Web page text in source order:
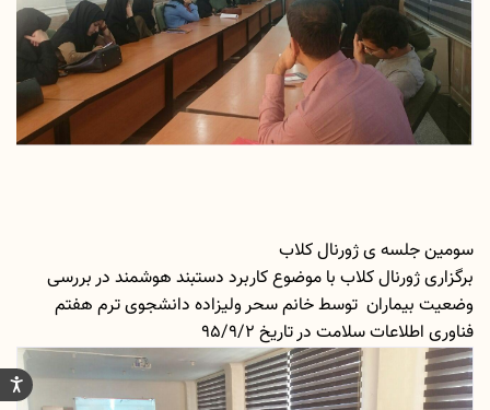
سومین جلسه ی ژورنال کلاب
برگزاری ژورنال کلاب با موضوع کاربرد دستبند هوشمند در بررسی
وضعیت بیماران توسط خانم سحر ولیزاده دانشجوی ترم هفتم
فناوری اطلاعات سلامت در تاریخ 95/9/2